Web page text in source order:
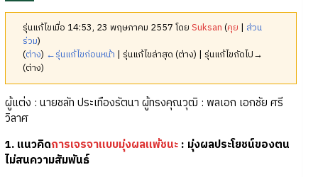
รุ่นแก้ไขเมื่อ 14:53, 23 พฤษภาคม 2557 โดยSuksan (คุย | ส่วน
ร่วม)
(ต่าง) ←รุ่นแก้ไขก่อนหน้า | รุ่นแก้ไขล่าสุด (ต่าง) | รุ่นแก้ไขถัดไป→
(ต่าง)
ผู้แต่ง : นายชลัท ประเทืองรัตนา ผู้ทรงคุณวุฒิ : พลเอก เอกชัย ศรี
วิลาศ
1. แนวคิดการเจรจาแบบมุ่งผลแพ้ชนะ: มุ่งผลประโยชน์ของตน
ไม่สนความสัมพันธ์